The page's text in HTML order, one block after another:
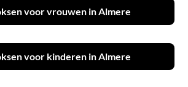
voor vrouwen in Almere
voor kinderen in Almere